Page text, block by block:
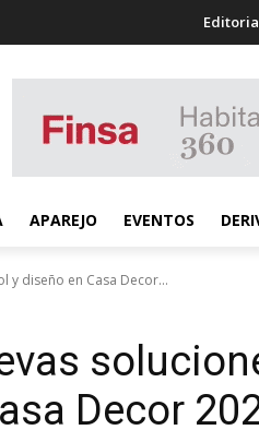
APAREJO EVENTOS
y diseño en Casa Decor...
Decor